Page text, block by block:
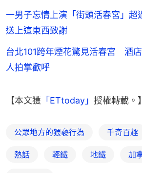
一男子忘情上演「街頭活春宮」
送上這東西致謝
台北101跨年煙花驚見活春宮 酒
人拍掌歡呼
【本文獲 「ETtoday」 授權轉載。】
公眾地方的猥褻行為 千奇百趣
熱話 輕鐵 地鐵 加